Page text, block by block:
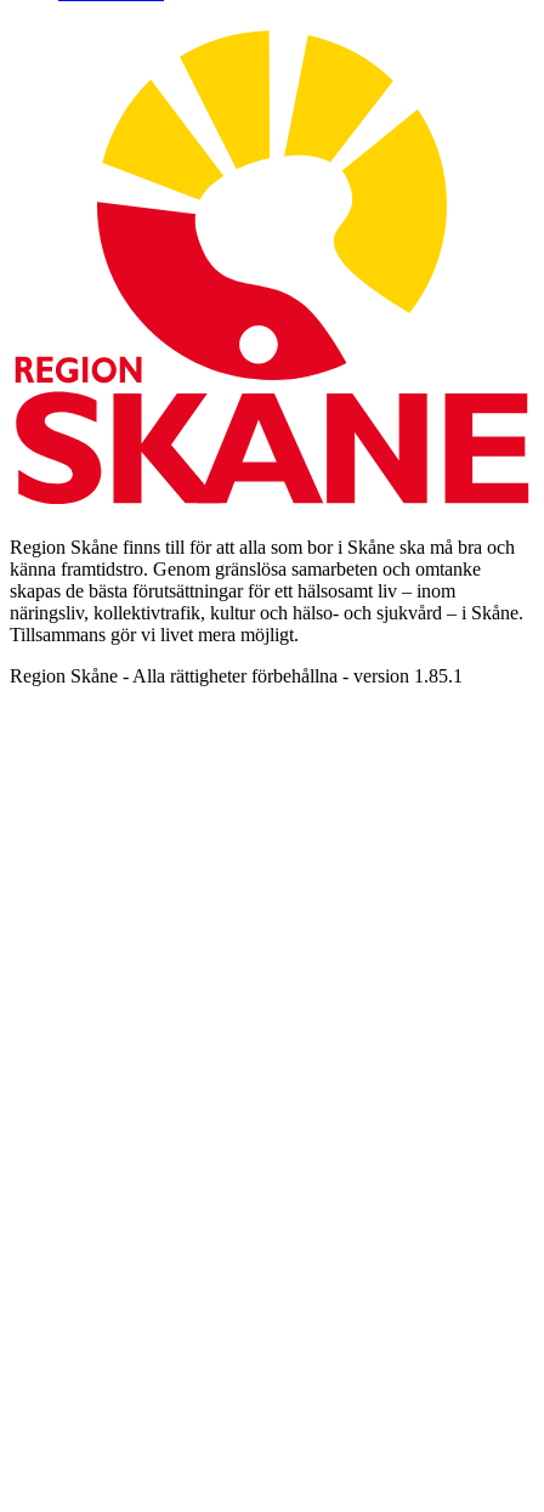
Region Skåne finns till för att alla som bor i Skåne ska må bra och
känna framtidstro. Genom gränslösa samarbeten och omtanke
skapas de bästa förutsättningar för ett hälsosamt liv – inom
näringsliv, kollektivtrafik, kultur och hälso- och sjukvård – i Skåne.
Tillsammans gör vi livet mera möjligt.
Region Skåne - Alla rättigheter förbehållna - version 1.85.1